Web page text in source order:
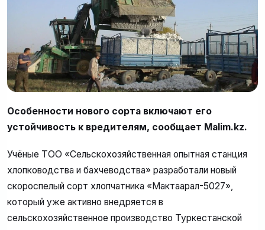
Особенности нового сорта включают его
устойчивость к вредителям, сообщает Malim.kz.
Учёные ТОО «Сельскохозяйственная опытная станция
хлопководства и бахчеводства» разработали новый
скороспелый сорт хлопчатника «Мактаарал-5027»,
который уже активно внедряется в
сельскохозяйственное производство Туркестанской